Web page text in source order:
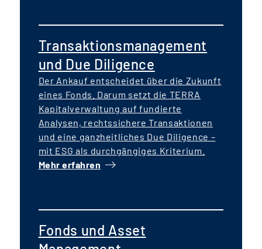
Transaktionsmanagement
und Due Diligence
Der Ankauf entscheidet über die Zukunft
eines Fonds. Darum setzt die TERRA
Kapitalverwaltung auf fundierte
Analysen, rechtssichere Transaktionen
und eine ganzheitliches Due Diligence –
mit ESG als durchgängiges Kriterium.
Mehr erfahren
Fonds und Asset